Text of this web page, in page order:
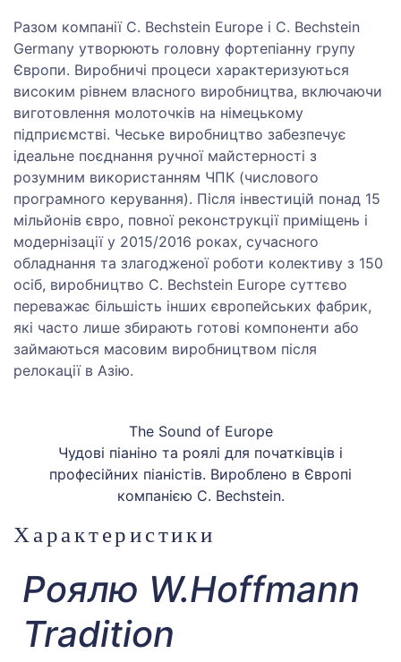
Разом компанії C. Bechstein Europe і C. Bechstein
Germany утворюють головну фортепіанну групу
Європи. Виробничі процеси характеризуються
високим рівнем власного виробництва, включаючи
виготовлення молоточків на німецькому
підприємстві. Чеське виробництво забезпечує
ідеальне поєднання ручної майстерності з
розумним використанням ЧПК (числового
програмного керування). Після інвестицій понад 15
мільйонів євро, повної реконструкції приміщень і
модернізації у 2015/2016 роках, сучасного
обладнання та злагодженої роботи колективу з 150
осіб, виробництво C. Bechstein Europe суттєво
переважає більшість інших європейських фабрик,
які часто лише збирають готові компоненти або
займаються масовим виробництвом після
релокації в Азію.
The Sound of Europe
Чудові піаніно та роялі для початківців і
професійних піаністів. Вироблено в Європі
компанією C. Bechstein.
Характеристики
Роялю W.Hoffmann
Tradition